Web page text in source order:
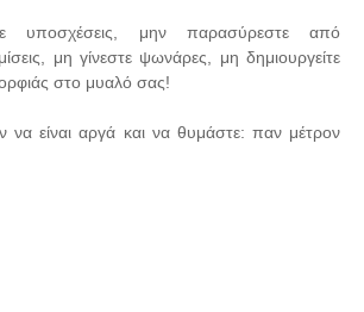
υποσχέσεις, μην παρασύρεστε από
μη γίνεστε ψωνάρες, μη δημιουργείτε
στο μυαλό σας!
να είναι αργά και να θυμάστε: παν μέτρον